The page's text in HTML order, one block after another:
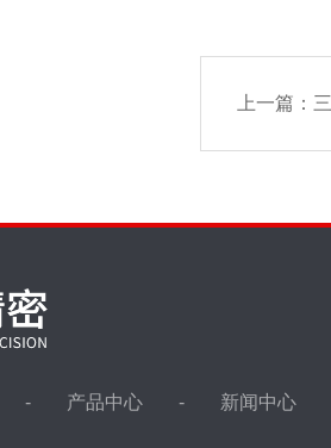
上一篇：
产品中心 新闻中心